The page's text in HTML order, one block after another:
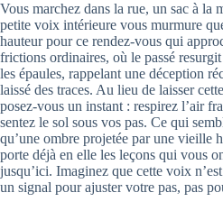
Vous marchez dans la rue, un sac à la
petite voix intérieure vous murmure
hauteur pour ce rendez-vous qui
frictions ordinaires, où le passé
les épaules, rappelant une déception
laissé des traces. Au lieu de laisser
posez-vous un instant : respirez l’air
sentez le sol sous vos pas. Ce qui
qu’une ombre projetée par une vieille
porte déjà en elle les leçons qui vous
jusqu’ici. Imaginez que cette voix
un signal pour ajuster votre pas, pas